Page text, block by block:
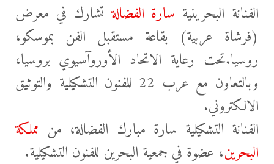
الفنانة البحرينية سارة الفضالةتشارك في معرض
(فرشاة عربية) بقاعة مستقبل الفن بموسكو،
روسيا.تحت رعاية الاتحاد الأوروآسيوي بروسيا،
وبالتعاون مع عرب 22 للفنون التشكيلية والتوثيق
الالكتروني.
الفنانة التشكيلية سارة مبارك الفضالة، من مملكة
البحرين، عضوة في جمعية البحرين للفنون التشكيلية.